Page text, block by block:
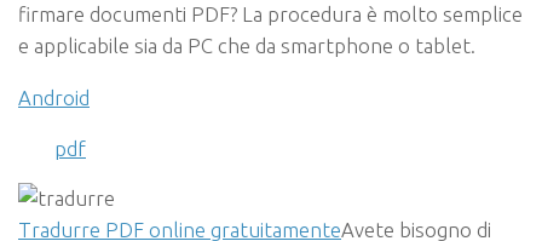
firmare documenti PDF? La procedura è molto semplice
e applicabile sia da PC che da smartphone o tablet.
Android
pdf
Tradurre PDF online gratuitamenteAvete bisogno di